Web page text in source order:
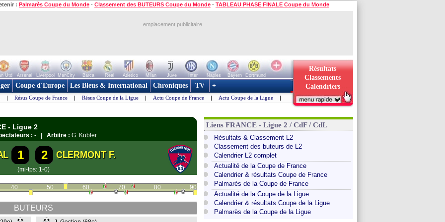
: Palmarès Coupe du Monde - Classement des BUTEURS Coupe du Monde - TABLEAU PHASE FINALE Coupe du Monde
emplacement publicitaire
Utd Arsenal Liverpool ManCity Barca Real Atletico Milan Juve Inter Naples Bayern
Dortmund
Résultats
Classements
Calendriers
Coupe d'Europe Les Bleus & International Chroniques TV +
| Résus Coupe de France | Résus Coupe de la Ligue | Actu Coupe de France | Actu Coupe de la Ligue |
- Ligue 2
: - | Arbitre : G. Kubler
1 2 CLERMONT F.
(mi-tps: 1-0)
40 50 60 70 80 90
BUTEURS
Liens FRANCE - Ligue 2 / CdF / CdL
Résultats & Classement L2
Classement des buteurs de L2
Calendrier L2 complet
Actualité de la Coupe de France
Calendrier & résultats Coupe de France
Palmarès de la Coupe de France
Actualité de la Coupe de la Ligue
Calendrier & résultats Coupe de la Ligue
Palmarès de la Coupe de la Ligue